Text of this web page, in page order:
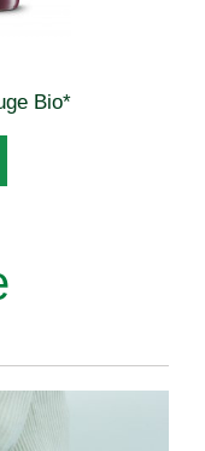
Bio*